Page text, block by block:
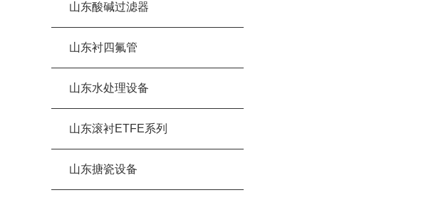
山东酸碱过滤器
山东衬四氟管
山东水处理设备
山东滚衬ETFE系列
山东搪瓷设备